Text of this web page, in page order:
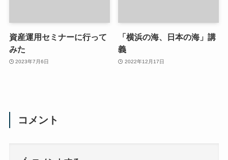
資産運用セミナーに行って
みた
2023年7月6日
「横浜の海、日本の海」講
義
2022年12月17日
コメント